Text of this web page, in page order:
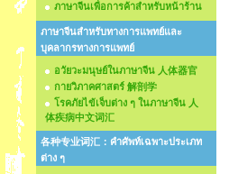
ภาษาจีนเพื่อการค้าสำหรับหน้าร้าน
ภาษาจีนสำหรับทางการแพทย์และ
บุคลากรทางการแพทย์
อวัยวะมนุษย์ในภาษาจีน 人体器官
กายวิภาคศาสตร์ 解剖学
โรคภัยไข้เจ็บต่าง ๆ ในภาษาจีน 人
体疾病中文词汇
各种专业词汇：คำศัพท์เฉพาะประเภท
ต่าง ๆ